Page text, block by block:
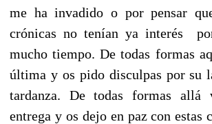
me ha invadido o por pensar
crónicas no tenían ya interés
mucho tiempo. De todas formas
última y os pido disculpas por su
tardanza. De todas formas allá
entrega y os dejo en paz con estas